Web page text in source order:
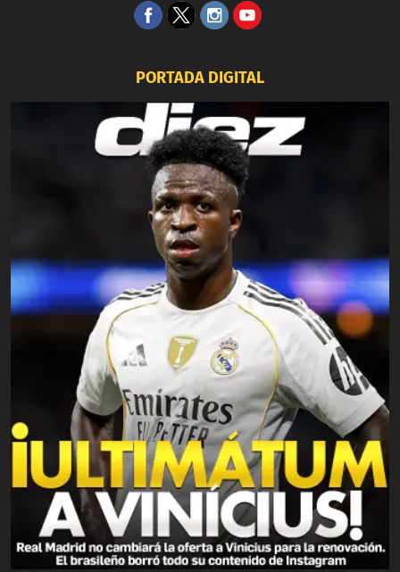
PORTADA DIGITAL